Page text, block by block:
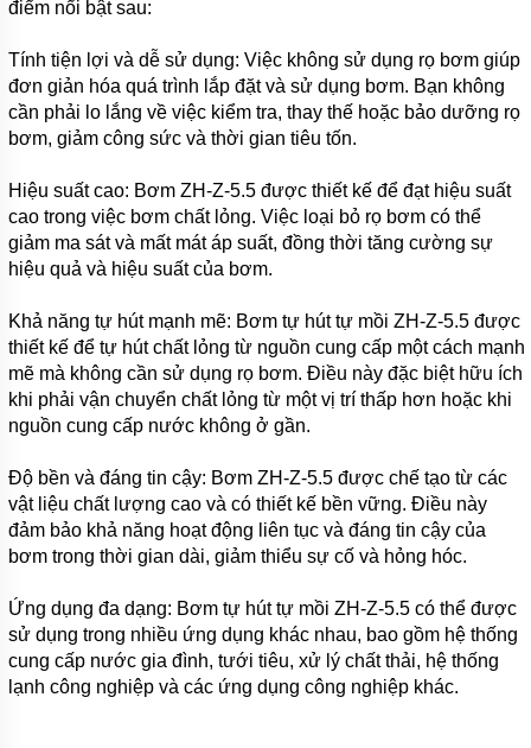
HÚT
BỌT
MUYUAN
SERI MF
MÁY
VÉT BÙN
MUYUAN
SERI MD
MÁY
NẠO
VÉT BÙN
MUYUAN
SERI MG
MÁY BƠM
HÚT
NGHIỆP
NẶNG
ZIDONG
SERI ZD
CHÌM
HÚT
TRỤC
ĐỨNG
điểm nổi bật sau:
Tính tiện lợi và dễ sử dụng: Việc không sử dụng rọ bơm giúp
đơn giản hóa quá trình lắp đặt và sử dụng bơm. Bạn không
cần phải lo lắng về việc kiểm tra, thay thế hoặc bảo dưỡng rọ
bơm, giảm công sức và thời gian tiêu tốn.
Hiệu suất cao: Bơm ZH-Z-5.5 được thiết kế để đạt hiệu suất
cao trong việc bơm chất lỏng. Việc loại bỏ rọ bơm có thể
giảm ma sát và mất mát áp suất, đồng thời tăng cường sự
hiệu quả và hiệu suất của bơm.
Khả năng tự hút mạnh mẽ: Bơm tự hút tự mồi ZH-Z-5.5 được
thiết kế để tự hút chất lỏng từ nguồn cung cấp một cách mạnh
mẽ mà không cần sử dụng rọ bơm. Điều này đặc biệt hữu ích
khi phải vận chuyển chất lỏng từ một vị trí thấp hơn hoặc khi
nguồn cung cấp nước không ở gần.
Độ bền và đáng tin cậy: Bơm ZH-Z-5.5 được chế tạo từ các
vật liệu chất lượng cao và có thiết kế bền vững. Điều này
đảm bảo khả năng hoạt động liên tục và đáng tin cậy của
bơm trong thời gian dài, giảm thiểu sự cố và hỏng hóc.
Ứng dụng đa dạng: Bơm tự hút tự mồi ZH-Z-5.5 có thể được
sử dụng trong nhiều ứng dụng khác nhau, bao gồm hệ thống
cung cấp nước gia đình, tưới tiêu, xử lý chất thải, hệ thống
lạnh công nghiệp và các ứng dụng công nghiệp khác.